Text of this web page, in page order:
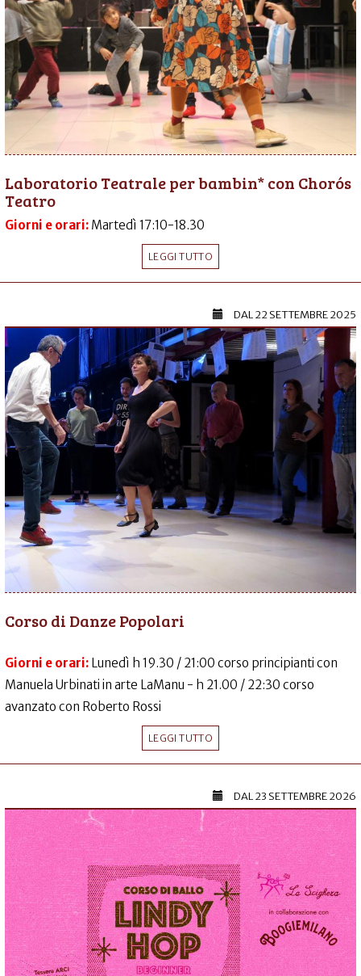
Laboratorio Teatrale per bambin* con Chorós
Teatro
Giorni e orari: Martedì 17:10-18.30
LEGGI TUTTO
DAL22 SETTEMBRE 2025
Corso di Danze Popolari
Giorni e orari: Lunedì h 19.30 / 21:00 corso principianti con
Manuela Urbinati in arte LaManu - h 21.00 / 22:30 corso
avanzato con Roberto Rossi
LEGGI TUTTO
DAL23 SETTEMBRE 2026